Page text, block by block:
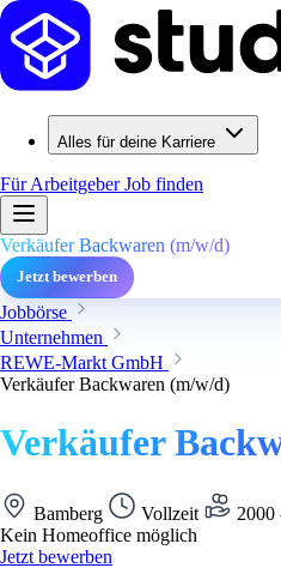
Alles für deine Karriere
Für ArbeitgeberJob finden
Verkäufer Backwaren (m/w/d)
Jetzt bewerben
Jobbörse
Unternehmen
REWE-Markt GmbH
Verkäufer Backwaren (m/w/d)
Verkäufer
Bamberg Vollzeit
2000
Kein Homeoffice möglich
Jetzt bewerben